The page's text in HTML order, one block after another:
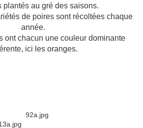
plantés au gré des saisons.
de poires sont récoltées chaque
année.
ont chacun une couleur dominante
ici les oranges.